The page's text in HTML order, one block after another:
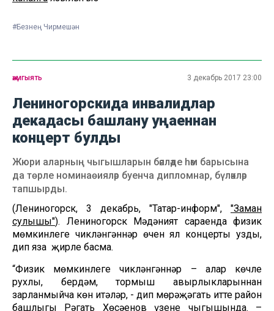
#Безнең Чирмешән
җәмгыять 3 декабрь 2017 23:00
Лениногорскида инвалидлар
декадасы башлану уңаеннан
концерт булды
Жюри аларның чыгышларын бәяләде һәм барысына
да төрле номинаөияләр буенча дипломнар, бүләкләр
тапшырды.
(Лениногорск, 3 декабрь, "Татар-информ", "Заман
сулышы"). Лениногорск Мәдәният сараенда физик
мөмкинлеге чикләнгәннәр өчен ял концерты узды,
дип яза җирле басма.
“Физик мөмкинлеге чикләнгәннәр – алар көчле
рухлы, бердәм, тормыш авырлыкларыннан
зарланмыйча көн итәләр, - дип мөрәҗәгать итте район
башлыгы Рәгать Хөсәенов үзенең чыгышында. –